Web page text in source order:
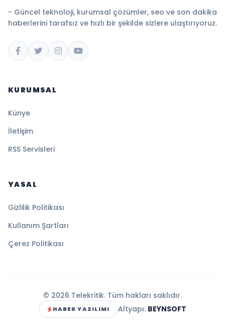
- Güncel teknoloji, kurumsal çözümler, seo ve son dakika
haberlerini tarafsız ve hızlı bir şekilde sizlere ulaştırıyoruz.
KURUMSAL
Künye
İletişim
RSS Servisleri
YASAL
Gizlilik Politikası
Kullanım Şartları
Çerez Politikası
© 2026 Telekritik. Tüm hakları saklıdır.
HABER YAZILIMI Altyapı: BEYNSOFT